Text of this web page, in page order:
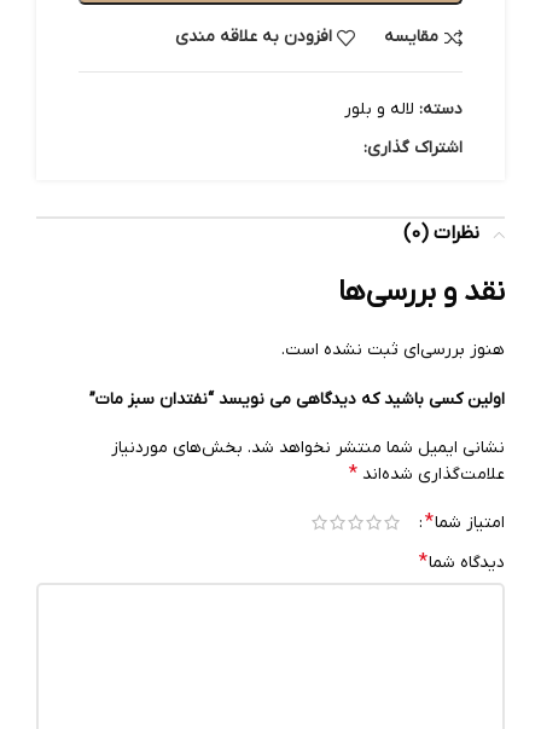
مقایسه افزودن به علاقه مندی
دسته: لاله و بلور
اشتراک گذاری:
نظرات (0)
نقد و بررسی‌ها
هنوز بررسی‌ای ثبت نشده است.
اولین کسی باشید که دیدگاهی می نویسد “نفتدان سبز مات”
نشانی ایمیل شما منتشر نخواهد شد. بخش‌های موردنیاز
علامت‌گذاری شده‌اند *
امتیاز شما*
دیدگاه شما*